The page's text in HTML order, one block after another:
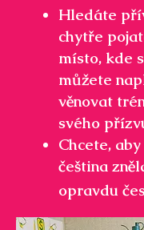
Hledáte
chytře
místo, kde
můžete
věnovat
svého
Chcete, aby
čeština
opravdu